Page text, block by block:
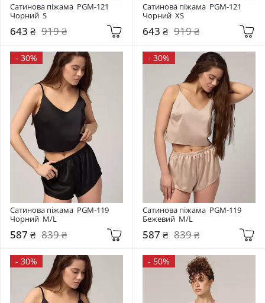
Сатинова піжама  PGM-121
Чорний  S
643 ₴ 919 ₴
Сатинова піжама  PGM-121
Чорний  XS
643 ₴ 919 ₴
- 30%
Сатинова піжама  PGM-119
Чорний  M/L
587 ₴ 839 ₴
- 30%
Сатинова піжама  PGM-119
Бежевий  M/L
587 ₴ 839 ₴
- 30% - 50%